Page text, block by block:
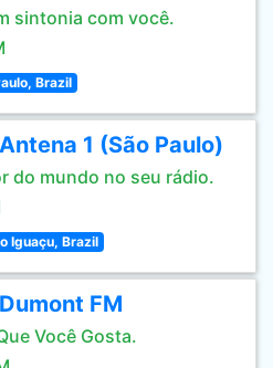
sintonia com você.
Brazil
1 (São Paulo)
do mundo no seu rádio.
Iguaçu, Brazil
FM
Você Gosta.